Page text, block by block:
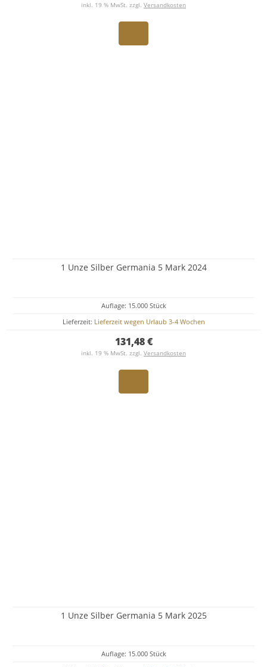
inkl. 19 % MwSt. zzgl. Versandkosten
1 Unze Silber Germania 5 Mark 2024
Auflage: 15.000 Stück
Lieferzeit: Lieferzeit wegen Urlaub 3-4 Wochen
131,48 €
inkl. 19 % MwSt. zzgl. Versandkosten
1 Unze Silber Germania 5 Mark 2025
Auflage: 15.000 Stück